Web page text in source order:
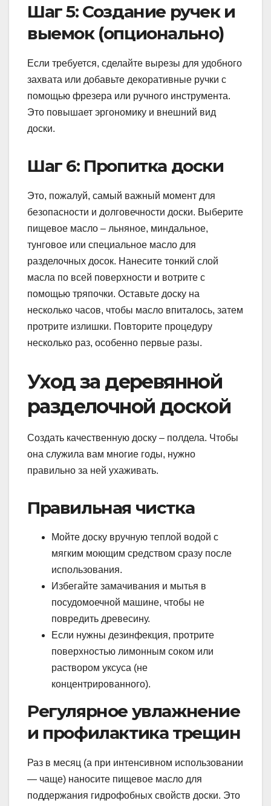
Шаг 5: Создание ручек и
выемок (опционально)
Если требуется, сделайте вырезы для удобного
захвата или добавьте декоративные ручки с
помощью фрезера или ручного инструмента.
Это повышает эргономику и внешний вид
доски.
Шаг 6: Пропитка доски
Это, пожалуй, самый важный момент для
безопасности и долговечности доски. Выберите
пищевое масло – льняное, миндальное,
тунговое или специальное масло для
разделочных досок. Нанесите тонкий слой
масла по всей поверхности и вотрите с
помощью тряпочки. Оставьте доску на
несколько часов, чтобы масло впиталось, затем
протрите излишки. Повторите процедуру
несколько раз, особенно первые разы.
Уход за деревянной
разделочной доской
Создать качественную доску – полдела. Чтобы
она служила вам многие годы, нужно
правильно за ней ухаживать.
Правильная чистка
Мойте доску вручную теплой водой с
мягким моющим средством сразу после
использования.
Избегайте замачивания и мытья в
посудомоечной машине, чтобы не
повредить древесину.
Если нужны дезинфекция, протрите
поверхностью лимонным соком или
раствором уксуса (не
концентрированного).
Регулярное увлажнение
и профилактика трещин
Раз в месяц (а при интенсивном использовании
— чаще) наносите пищевое масло для
поддержания гидрофобных свойств доски. Это